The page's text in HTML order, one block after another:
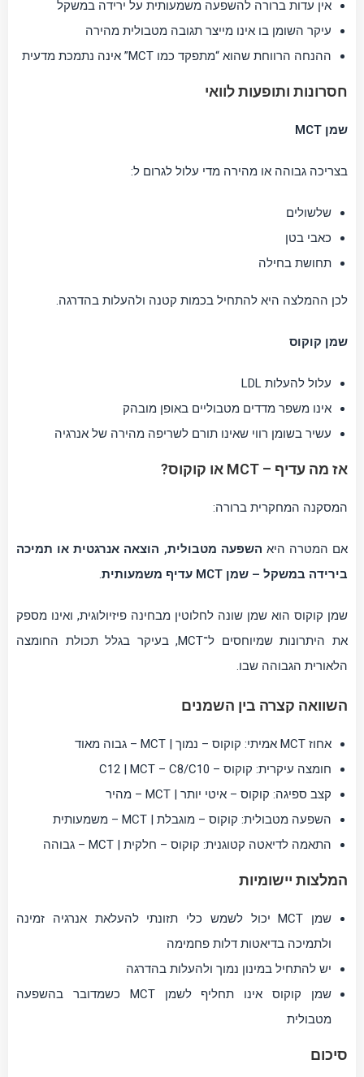
אין עדות ברורה להשפעה משמעותית על ירידה במשקל
עיקר השומן בו אינו מייצר תגובה מטבולית מהירה
ההנחה הרווחת שהוא “מתפקד כמו MCT” אינה נתמכת מדעית
חסרונות ותופעות לוואי
שמן MCT
בצריכה גבוהה או מהירה מדי עלול לגרום ל:
שלשולים
כאבי בטן
תחושת בחילה
לכן ההמלצה היא להתחיל בכמות קטנה ולהעלות בהדרגה.
שמן קוקוס
עלול להעלות LDL
אינו משפר מדדים מטבוליים באופן מובהק
עשיר בשומן רווי שאינו תורם לשריפה מהירה של אנרגיה
אז מה עדיף – MCT או קוקוס?
המסקנה המחקרית ברורה:
אם המטרה היא השפעה מטבולית, הוצאה אנרגטית או תמיכה
בירידה במשקל – שמן MCT עדיף משמעותית
.
שמן קוקוס הוא שמן שונה לחלוטין מבחינה פיזיולוגית, ואינו מספק
את היתרונות שמיוחסים ל־MCT, בעיקר בגלל תכולת החומצה
הלאורית הגבוהה שבו.
השוואה קצרה בין השמנים
אחוז MCT אמיתי: קוקוס – נמוך | MCT – גבוה מאוד
חומצה עיקרית: קוקוס – C12 | MCT – C8/C10
קצב ספיגה: קוקוס – איטי יותר | MCT – מהיר
השפעה מטבולית: קוקוס – מוגבלת | MCT – משמעותית
התאמה לדיאטה קטוגנית: קוקוס – חלקית | MCT – גבוהה
המלצות יישומיות
שמן MCT יכול לשמש כלי תזונתי להעלאת אנרגיה זמינה
ולתמיכה בדיאטות דלות פחמימה
יש להתחיל במינון נמוך ולהעלות בהדרגה
שמן קוקוס אינו תחליף לשמן MCT כשמדובר בהשפעה
מטבולית
סיכום